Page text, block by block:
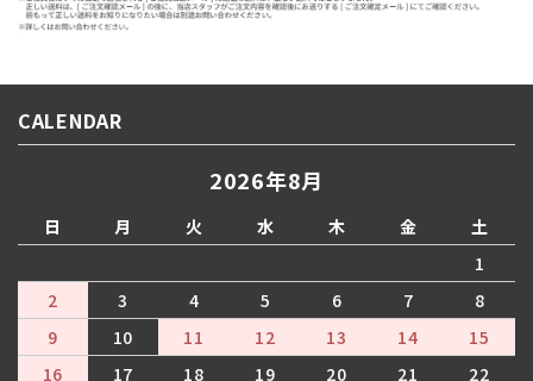
CALENDAR
2026年8月
日 月 火 水 木 金
土
1
2
3 4 5 6 7
8
9
10 11 12 13 14
15
16
17 18 19 20 21
22